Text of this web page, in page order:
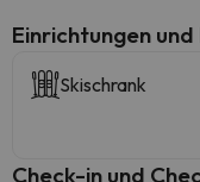
​Einrichtungen
Skischrank
Check-in und